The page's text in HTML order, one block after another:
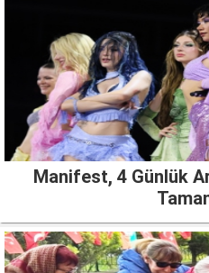
Manifest, 4 Günlük